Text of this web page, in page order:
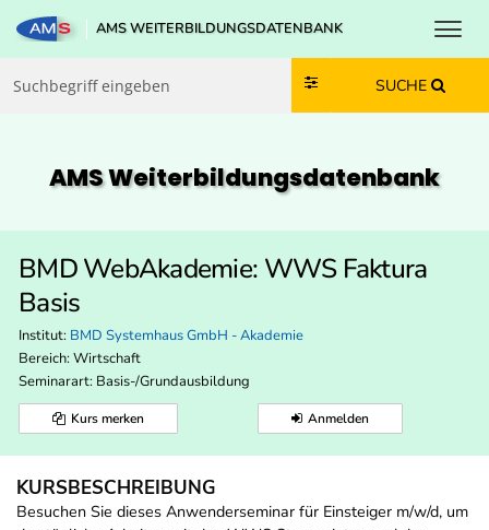
Zum Inhalt springen
Zum Navmenü springen
Zur Suche springen
Zur Footer springen
AMS WEITERBILDUNGSDATENBANK
SUCHE
AMS Weiterbildungs­datenbank
BMD WebAkademie: WWS Faktura
Basis
Institut: BMD Systemhaus GmbH - Akademie
Bereich: Wirtschaft
Seminarart: Basis-/Grundausbildung
Kurs merken Anmelden
KURSBESCHREIBUNG
Besuchen Sie dieses Anwenderseminar für Einsteiger m/w/d, um